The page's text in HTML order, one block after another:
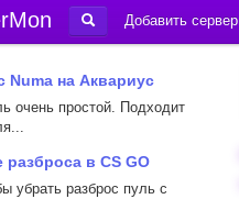
Добавить сервер
Numa на Аквариус
очень простой. Подходит
разброса в CS GO
убрать разброс пуль с